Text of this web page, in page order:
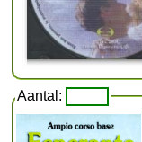
Aantal: